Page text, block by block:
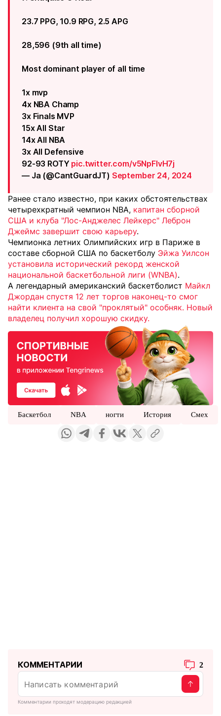
23.7 PPG, 10.9 RPG, 2.5 APG
28,596 (9th all time)
Most dominant player of all time
1x mvp
4x NBA Champ
3x Finals MVP
15x All Star
14x All NBA
3x All Defensive
92-93 ROTY pic.twitter.com/v5NpFlvH7j
— Ja (@CantGuardJT) September 24, 2024
Ранее стало известно, при каких обстоятельствах
четырехкратный чемпион NBA, капитан сборной
США и клуба "Лос-Анджелес Лейкерс" Леброн
Джеймс завершит свою карьеру.
Чемпионка летних Олимпийских игр в Париже в
составе сборной США по баскетболу Эйжа Уилсон
установила исторический рекорд женской
национальной баскетбольной лиги (WNBA).
А легендарный американский баскетболист Майкл
Джордан спустя 12 лет торгов наконец-то смог
найти клиента на свой "проклятый" особняк. Новый
владелец получил хорошую скидку.
Баскетбол NBA ногти История Смех
КОММЕНТАРИИ 2
Комментарии проходят модерацию редакцией